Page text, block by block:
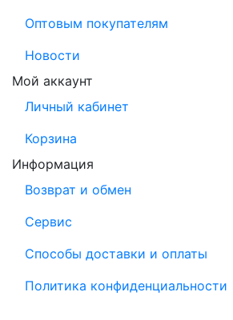
Оптовым покупателям
Новости
Мой аккаунт
Личный кабинет
Корзина
Информация
Возврат и обмен
Сервис
Способы доставки и оплаты
Политика конфиденциальности